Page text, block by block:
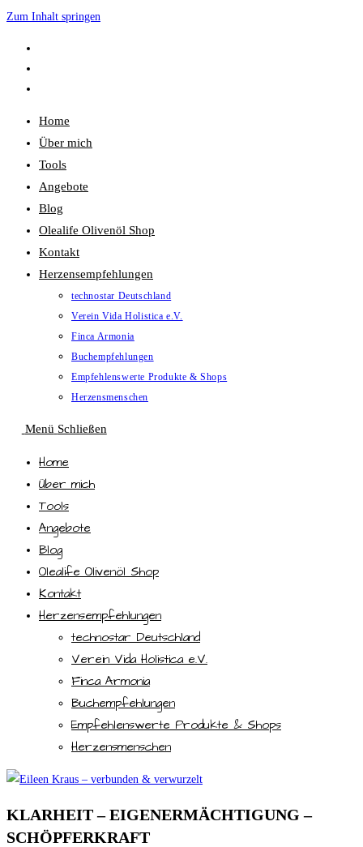
Zum Inhalt springen
Home
Über mich
Tools
Angebote
Blog
Olealife Olivenöl Shop
Kontakt
Herzensempfehlungen
technostar Deutschland
Verein Vida Holistica e.V.
Finca Armonia
Buchempfehlungen
Empfehlenswerte Produkte & Shops
Herzensmenschen
Menü Schließen
Home
Über mich
Tools
Angebote
Blog
Olealife Olivenöl Shop
Kontakt
Herzensempfehlungen
technostar Deutschland
Verein Vida Holistica e.V.
Finca Armonia
Buchempfehlungen
Empfehlenswerte Produkte & Shops
Herzensmenschen
KLARHEIT – EIGENERMÄCHTIGUNG –
SCHÖPFERKRAFT